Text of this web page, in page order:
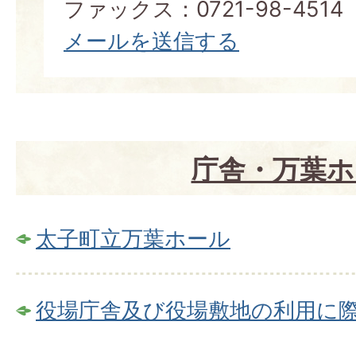
ファックス：0721-98-4514
メールを送信する
庁舎・万葉
太子町立万葉ホール
役場庁舎及び役場敷地の利用に